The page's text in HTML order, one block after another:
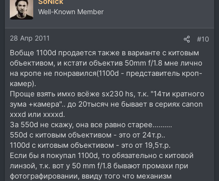
Well-Known Member
28 Апр 2011 #10
Вобще 1100d продается также в варианте с китовым
объективом, и кстати объектив 50mm f/1.8 мне лично
на кропе не понравился(1100d - представитель кроп-
камер).
Проще взять имхо всёже sx230 hs, т.к. "14ти кратного
зума +камера".. до 20тысяч не бывает в сериях canon
xxxd или xxxxd.
За 550d не скажу, она все равно старее..........
550d с китовым объективом - это от 24т.р..
1100d с китовым объективом - это от 19,5т.р.
Если бы я покупал 1100d, то обязательно с китовой
линзой, т.к. вот у 50 mm f/1.8 бывают промахи при
фотографировании, ввиду того что механизм